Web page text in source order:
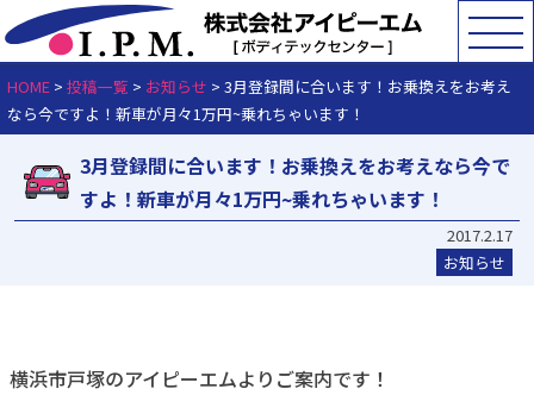
HOME >投稿一覧 > お知らせ >3月登録間に合います！お乗換えをお考え
なら今ですよ！新車が月々1万円~乗れちゃいます！
3月登録間に合います！お乗換えをお考えなら今で
すよ！新車が月々1万円~乗れちゃいます！
2017.2.17
お知らせ
横浜市戸塚のアイピーエムよりご案内です！